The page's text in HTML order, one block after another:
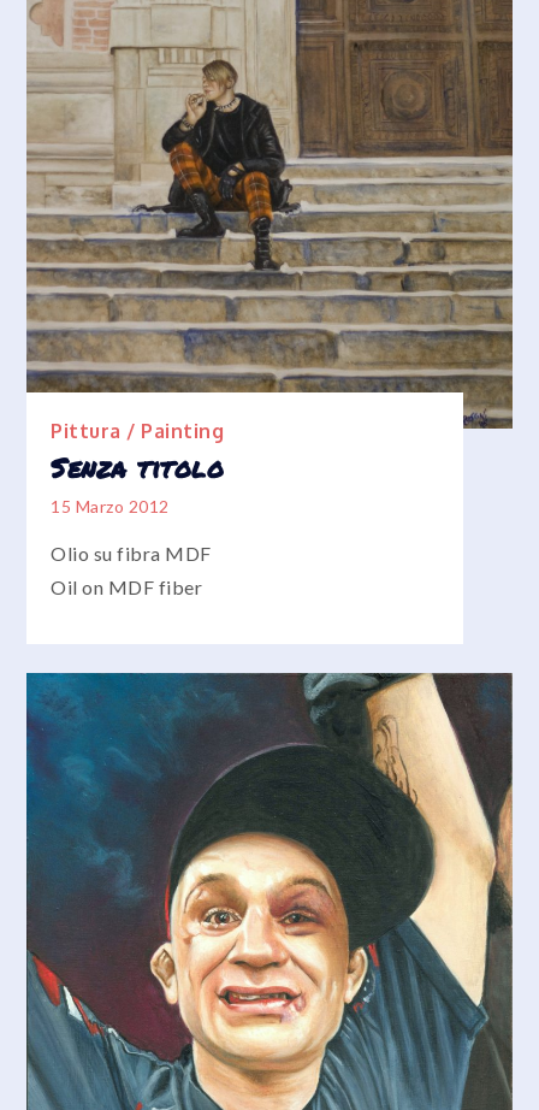
Pittura / Painting
Senza titolo
15 Marzo 2012
Olio su fibra MDF
Oil on MDF fiber